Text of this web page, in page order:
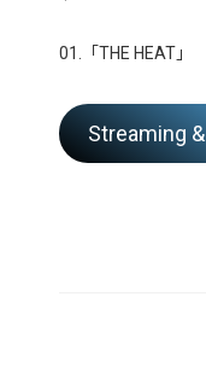
01.「THE HEAT」
Streaming